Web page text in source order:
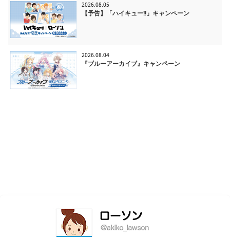
2026.08.05
【予告】「ハイキュー!!」キャンペーン
2026.08.04
『ブルーアーカイブ』キャンペーン